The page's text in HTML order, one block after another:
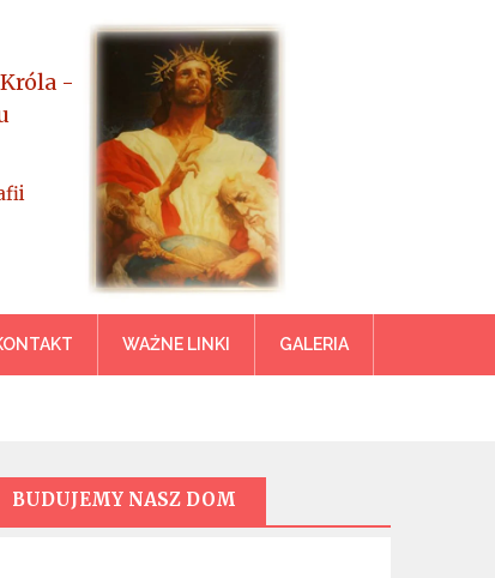
-
WAŻNE LINKI GALERIA
BUDUJEMY NASZ DOM